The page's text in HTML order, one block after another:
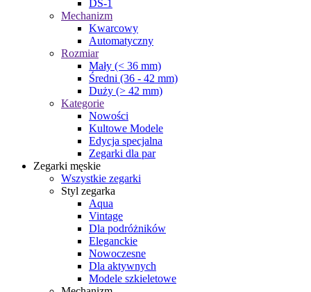
DS-1
Mechanizm
Kwarcowy
Automatyczny
Rozmiar
Mały (< 36 mm)
Średni (36 - 42 mm)
Duży (> 42 mm)
Kategorie
Nowości
Kultowe Modele
Edycja specjalna
Zegarki dla par
Zegarki męskie
Wszystkie zegarki
Styl zegarka
Aqua
Vintage
Dla podróżników
Eleganckie
Nowoczesne
Dla aktywnych
Modele szkieletowe